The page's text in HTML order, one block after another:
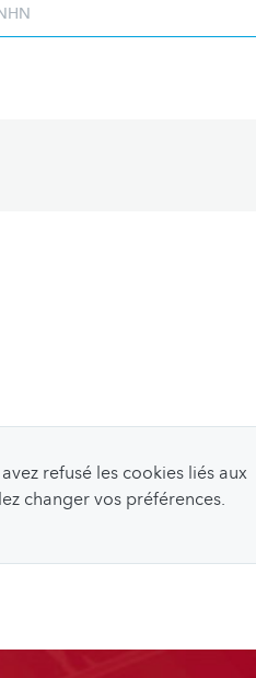
refusé les cookies liés aux
changer vos préférences.